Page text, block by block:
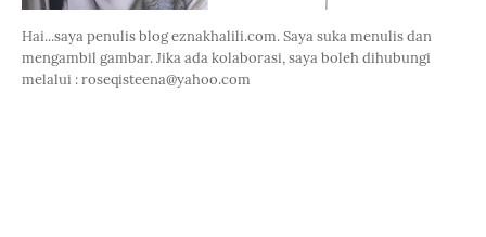
Hai...saya penulis blog eznakhalili.com. Saya suka menulis dan
mengambil gambar. Jika ada kolaborasi, saya boleh dihubungi
melalui : roseqisteena@yahoo.com